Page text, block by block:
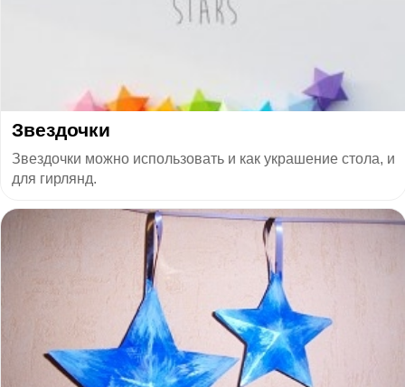
Звездочки
Звездочки можно использовать и как украшение стола, и
для гирлянд.